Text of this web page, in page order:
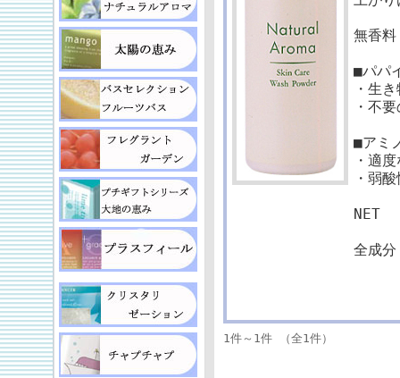
無香料
■パパ
・生
・不
■アミ
・適
・弱
NET
全成
1件～1件 （全1件）